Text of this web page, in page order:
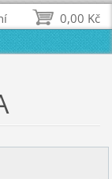
0,00 Kč